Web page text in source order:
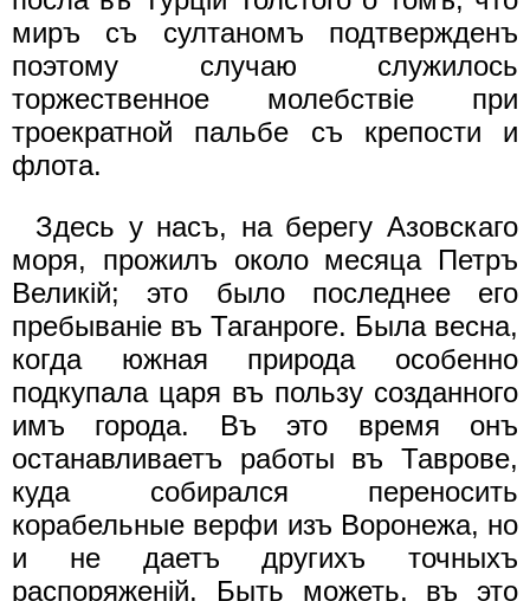
миръ съ султаномъ подтвержденъ
поэтому случаю служилось
торжественное молебствiе при
троекратной пальбе съ крепости и
флота.
Здесь у насъ, на берегу Азовскаго
моря, прожилъ около месяца Петръ
Великiй; это было последнее его
пребыванiе въ Таганроге. Была весна,
когда южная природа особенно
подкупала царя въ пользу созданного
имъ города. Въ это время онъ
останавливаетъ работы въ Таврове,
куда собирался переносить
корабельные верфи изъ Воронежа, но
и не даетъ другихъ точныхъ
распоряженiй. Быть можеть, въ это